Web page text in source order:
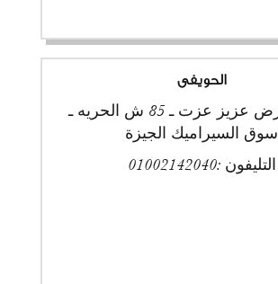
الحويفى
أمبابه ـ ارض عزيز عزت ـ 85 ش الحريه ـ
سوق السيراميك الجيزة
التليفون :01002142040